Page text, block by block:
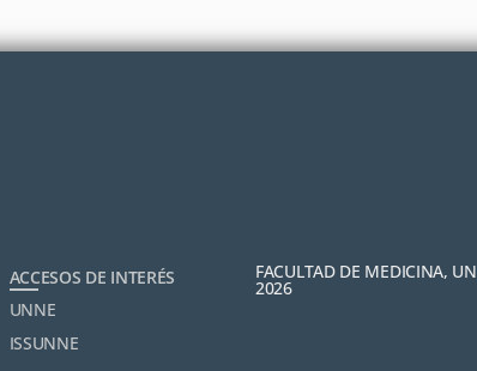
ACCESOS DE INTERÉS
UNNE
ISSUNNE
FACULTAD DE MEDICINA,
2026